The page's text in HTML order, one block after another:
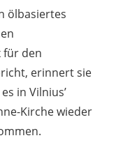
ölbasiertes
für den
erinnert sie
in Vilnius’
Kirche wieder